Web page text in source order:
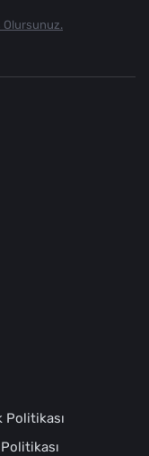
Olursunuz.
Politikası